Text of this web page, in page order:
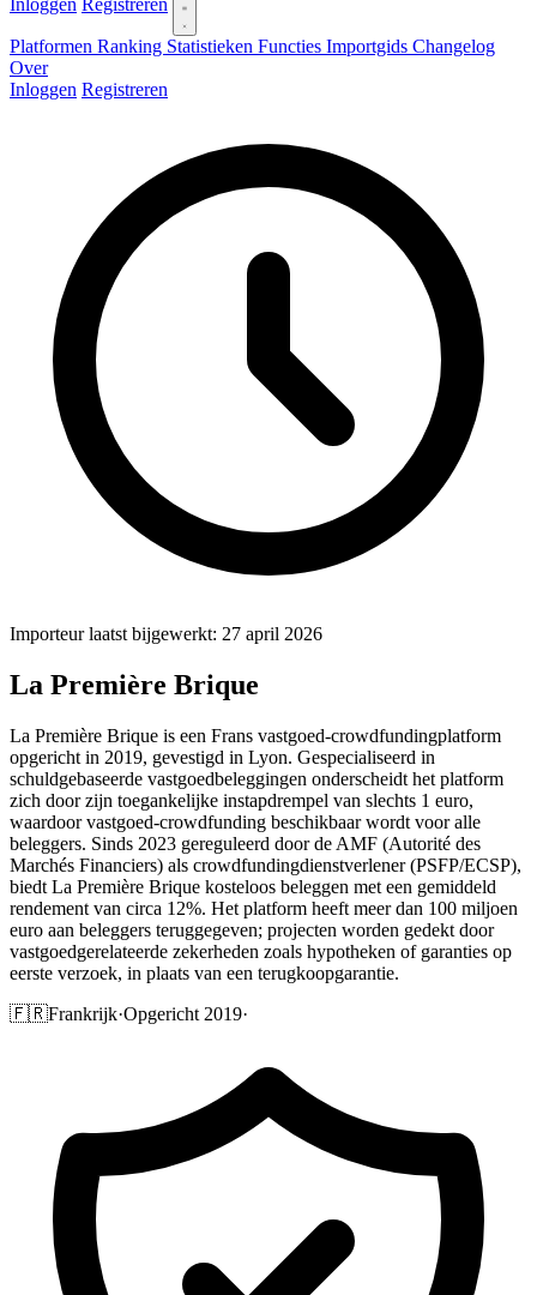
Inloggen Registreren
Platformen Ranking Statistieken Functies Importgids Changelog
Over
Inloggen Registreren
Importeur laatst bijgewerkt: 27 april 2026
La Première Brique
La Première Brique is een Frans vastgoed-crowdfundingplatform
opgericht in 2019, gevestigd in Lyon. Gespecialiseerd in
schuldgebaseerde vastgoedbeleggingen onderscheidt het platform
zich door zijn toegankelijke instapdrempel van slechts 1 euro,
waardoor vastgoed-crowdfunding beschikbaar wordt voor alle
beleggers. Sinds 2023 gereguleerd door de AMF (Autorité des
Marchés Financiers) als crowdfundingdienstverlener (PSFP/ECSP),
biedt La Première Brique kosteloos beleggen met een gemiddeld
rendement van circa 12%. Het platform heeft meer dan 100 miljoen
euro aan beleggers teruggegeven; projecten worden gedekt door
vastgoedgerelateerde zekerheden zoals hypotheken of garanties op
eerste verzoek, in plaats van een terugkoopgarantie.
🇫🇷Frankrijk·Opgericht 2019·